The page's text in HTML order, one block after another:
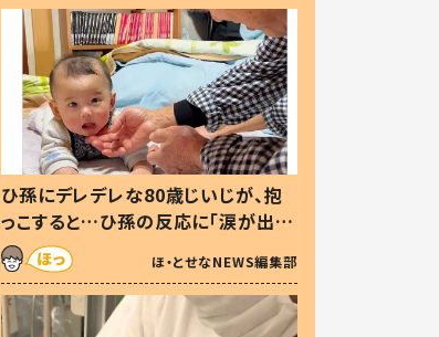
ひ孫にデレデレな80歳じいじが、抱
っこすると…ひ孫の反応に「涙が出ま
した」「可愛くて仕方ない」
ほ・とせなNEWS編集部